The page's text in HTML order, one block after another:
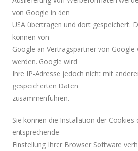
von Google in den
USA übertragen und dort gespeichert.
können von
Google an Vertragspartner von Google
werden. Google wird
Ihre IP-Adresse jedoch nicht mit
gespeicherten Daten
zusammenführen.
Sie können die Installation der Cookies
entsprechende
Einstellung Ihrer Browser Software